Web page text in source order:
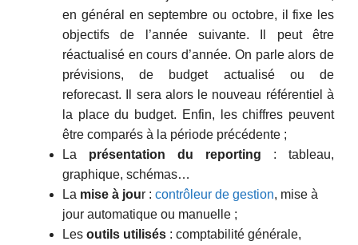
en général en septembre ou octobre, il fixe les
objectifs de l’année suivante. Il peut être
réactualisé en cours d’année. On parle alors de
prévisions, de budget actualisé ou de
reforecast. Il sera alors le nouveau référentiel à
la place du budget. Enfin, les chiffres peuvent
être comparés à la période précédente ;
La présentation du reporting : tableau,
graphique, schémas…
La mise à jour : contrôleur de gestion, mise à
jour automatique ou manuelle ;
Les outils utilisés : comptabilité générale,